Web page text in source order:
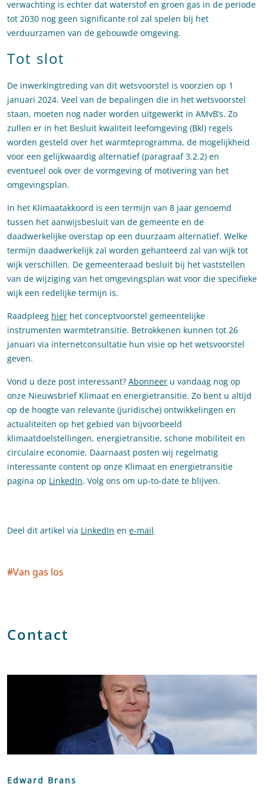
verwachting is echter dat waterstof en groen gas in de periode
tot 2030 nog geen significante rol zal spelen bij het
verduurzamen van de gebouwde omgeving.
Tot slot
De inwerkingtreding van dit wetsvoorstel is voorzien op 1
januari 2024. Veel van de bepalingen die in het wetsvoorstel
staan, moeten nog nader worden uitgewerkt in AMvB’s. Zo
zullen er in het Besluit kwaliteit leefomgeving (Bkl) regels
worden gesteld over het warmteprogramma, de mogelijkheid
voor een gelijkwaardig alternatief (paragraaf 3.2.2) en
eventueel ook over de vormgeving of motivering van het
omgevingsplan.
In het Klimaatakkoord is een termijn van 8 jaar genoemd
tussen het aanwijsbesluit van de gemeente en de
daadwerkelijke overstap op een duurzaam alternatief. Welke
termijn daadwerkelijk zal worden gehanteerd zal van wijk tot
wijk verschillen. De gemeenteraad besluit bij het vaststellen
van de wijziging van het omgevingsplan wat voor die specifieke
wijk een redelijke termijn is.
Raadpleeg hier het conceptvoorstel gemeentelijke
instrumenten warmtetransitie. Betrokkenen kunnen tot 26
januari via internetconsultatie hun visie op het wetsvoorstel
geven.
Vond u deze post interessant? Abonneer u vandaag nog op
onze Nieuwsbrief Klimaat en energietransitie. Zo bent u altijd
op de hoogte van relevante (juridische) ontwikkelingen en
actualiteiten op het gebied van bijvoorbeeld
klimaatdoelstellingen, energietransitie, schone mobiliteit en
circulaire economie. Daarnaast posten wij regelmatig
interessante content op onze Klimaat en energietransitie
pagina op LinkedIn. Volg ons om up-to-date te blijven.
Deel dit artikel via LinkedIn en e-mail
Social tags
#Van gas los
Contact
Edward Brans